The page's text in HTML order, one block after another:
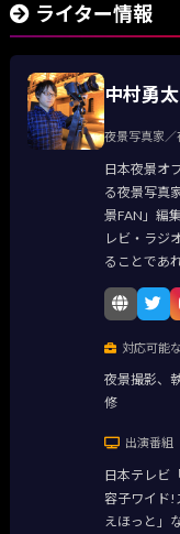
ライター情報
中村勇太
夜景写真家／
日本夜景オ
る夜景写真
景FAN」編
レビ・ラジ
ることであ
対応可能
夜景撮影、
修
出演番組
日本テレビ
容子ワイド!
えほっと」